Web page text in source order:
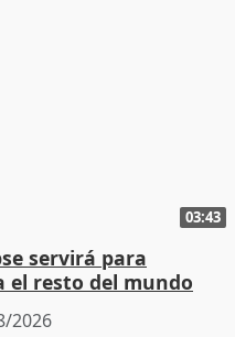
03:43
servirá para
resto del mundo
2026